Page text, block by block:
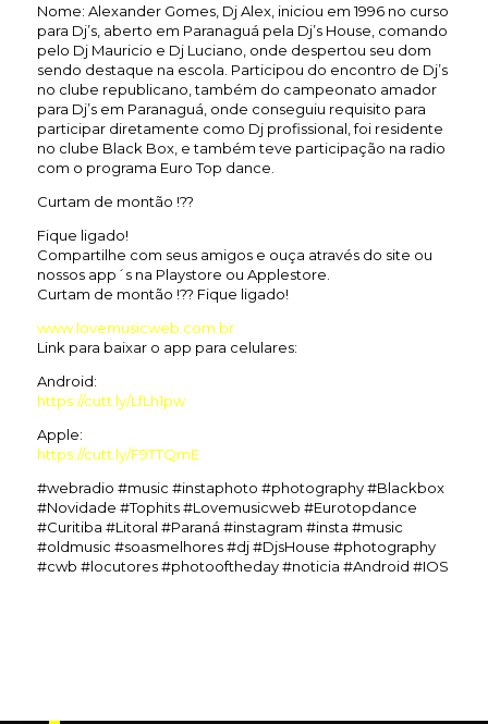
Nome: Alexander Gomes, Dj Alex, iniciou em 1996 no curso
para Dj’s, aberto em Paranaguá pela Dj’s House, comando
pelo Dj Mauricio e Dj Luciano, onde despertou seu dom
sendo destaque na escola. Participou do encontro de Dj’s
no clube republicano, também do campeonato amador
para Dj’s em Paranaguá, onde conseguiu requisito para
participar diretamente como Dj profissional, foi residente
no clube Black Box, e também teve participação na radio
com o programa Euro Top dance.
Curtam de montão !??
Fique ligado!
Compartilhe com seus amigos e ouça através do site ou
nossos app´s na Playstore ou Applestore.
Curtam de montão !?? Fique ligado!
www.lovemusicweb.com.br
Link para baixar o app para celulares:
Android:
https://cutt.ly/LfLh1pw
Apple:
https://cutt.ly/F9TTQmE
#webradio #music #instaphoto #photography #Blackbox
#Novidade #Tophits #Lovemusicweb #Eurotopdance
#Curitiba #Litoral #Paraná #instagram #insta #music
#oldmusic #soasmelhores #dj #DjsHouse #photography
#cwb #locutores #photooftheday #noticia #Android #IOS